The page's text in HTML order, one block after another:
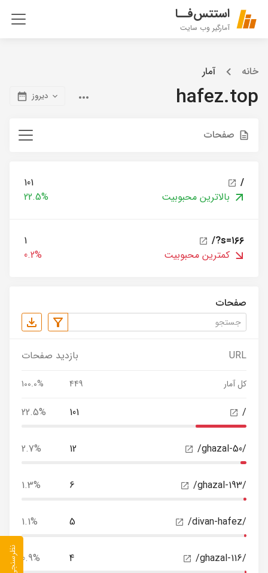
استتس‌فــا
آمارگیر وب سایت
خانه آمار
hafez.top دیروز
صفحات
/
101
بالاترین محبوبیت
22.5%
/?s=۱۶۶
1
کمترین محبوبیت
0.2%
صفحات
URL بازدید صفحات
کل آمار 449
100.0%
/
101
22.5%
/ghazal-50/
12
2.7%
/ghazal-193/
6
1.3%
/divan-hafez/
5
1.1%
/ghazal-116/
4
0.9% نظرسنجی